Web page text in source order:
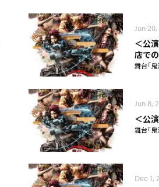
Jun
＜公
店で
舞台「
Jun 8,
＜公
舞台「
Dec 1,